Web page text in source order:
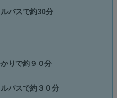
バスで約30分
りで約９０分
バスで約３０分